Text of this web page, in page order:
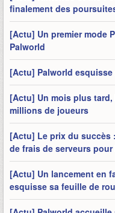
finalement des
[Actu] Un premier mode
Palworld
[Actu] Palworld
[Actu] Un mois plus
millions de joueurs
[Actu] Le prix du succès
de frais de serveurs pour
[Actu] Un lancement en
esquisse sa feuille de